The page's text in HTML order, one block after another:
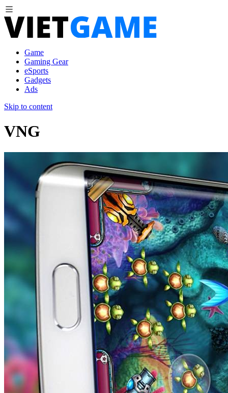
Game
Gaming Gear
eSports
Gadgets
Ads
Skip to content
VNG